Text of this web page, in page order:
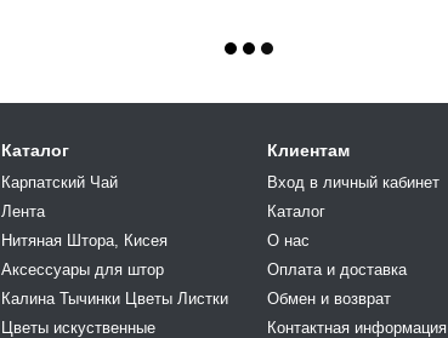
Каталог
Карпатский Чай
Лента
Нитяная Штора, Кисея
Аксессуары для штор
Калина Тычинки Цветы Листки
Цветы искуственные
Клиентам
Вход в личный кабинет
Каталог
О нас
Оплата и доставка
Обмен и возврат
Контактная информация